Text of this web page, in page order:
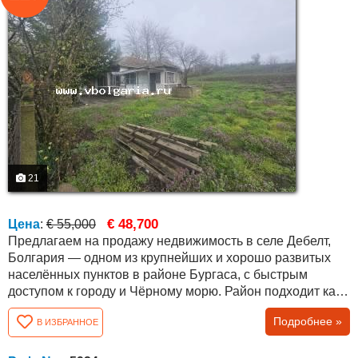
21
Цена: € 55,000 € 48,700
Предлагаем на продажу недвижимость в селе Дебелт,
Болгария — одном из крупнейших и хорошо развитых
населённых пунктов в районе Бургаса, с быстрым
доступом к городу и Чёрному морю. Район подходит как
для постоянного проживания, так и для покупки
недвижимости у моря в Болгарии. Объект расположен в
тихой части села, в сформированной жилой среде, среди
В ИЗБРАННОЕ Подробнее »